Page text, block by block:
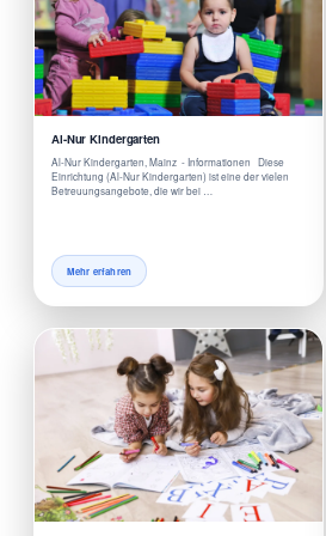
Al-Nur Kindergarten
Al-Nur Kindergarten, Mainz - Informationen Diese
Einrichtung (Al-Nur Kindergarten) ist eine der vielen
Betreuungsangebote, die wir bei …
Mehr erfahren